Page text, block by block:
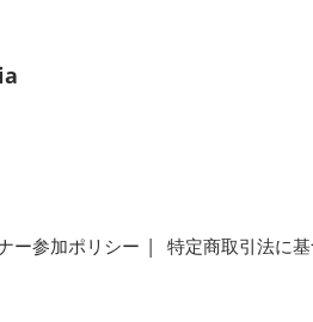
ー参加ポリシー
特定商取引法に